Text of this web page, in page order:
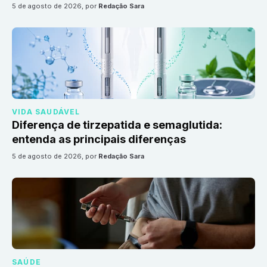
5 de agosto de 2026, por Redação Sara
VIDA SAUDÁVEL
Diferença de tirzepatida e semaglutida:
entenda as principais diferenças
5 de agosto de 2026, por Redação Sara
SAÚDE